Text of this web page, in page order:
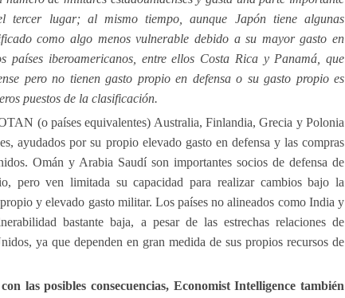
tercer lugar; al mismo tiempo, aunque Japón tiene algunas
como algo menos vulnerable debido a su mayor gasto en
países iberoamericanos, entre ellos Costa Rica y Panamá, que
pero no tienen gasto propio en defensa o su gasto propio es
puestos de la clasificación.
(o países equivalentes) Australia, Finlandia, Grecia y Polonia
ayudados por su propio elevado gasto en defensa y las compras
Omán y Arabia Saudí son importantes socios de defensa de
pero ven limitada su capacidad para realizar cambios bajo la
y elevado gasto militar. Los países no alineados como India y
bastante baja, a pesar de las estrechas relaciones de
ya que dependen en gran medida de sus propios recursos de
las posibles consecuencias, Economist Intelligence también